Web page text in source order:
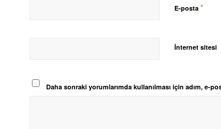
E-posta *
İnternet sitesi
Daha sonraki yorumlarımda kullanılması için adım, e-